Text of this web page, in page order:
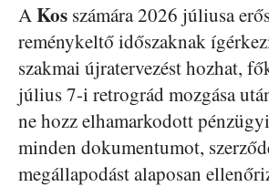
AKos számára 2026 júliusa
reménykeltő időszaknak
szakmai újratervezést hozhat,
július 7-i retrográd mozgása
ne hozz elhamarkodott
minden dokumentumot,
megállapodást alaposan